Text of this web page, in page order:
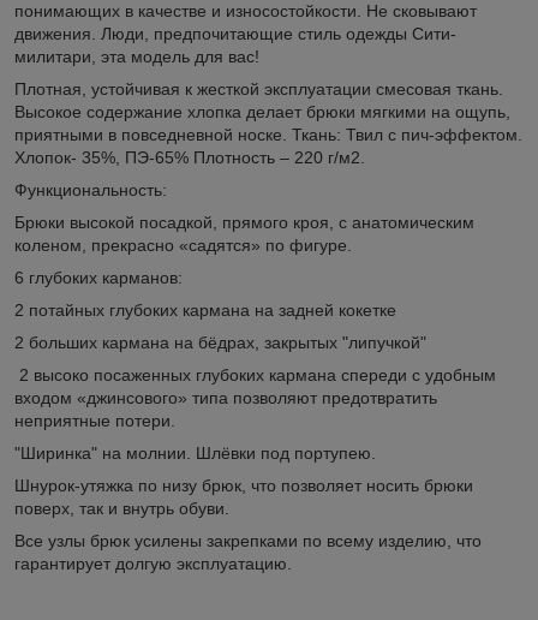
понимающих в качестве и износостойкости. Не сковывают
движения. Люди, предпочитающие стиль одежды Сити-
милитари, эта модель для вас!
Плотная, устойчивая к жесткой эксплуатации смесовая ткань.
Высокое содержание хлопка делает брюки мягкими на ощупь,
приятными в повседневной носке. Ткань: Твил с пич-эффектом.
Хлопок- 35%, ПЭ-65% Плотность – 220 г/м2.
Функциональность:
Брюки высокой посадкой, прямого кроя, с анатомическим
коленом, прекрасно «садятся» по фигуре.
6 глубоких карманов:
2 потайных глубоких кармана на задней кокетке
2 больших кармана на бёдрах, закрытых "липучкой"
2 высоко посаженных глубоких кармана спереди с удобным
входом «джинсового» типа позволяют предотвратить
неприятные потери.
"Ширинка" на молнии. Шлёвки под портупею.
Шнурок-утяжка по низу брюк, что позволяет носить брюки
поверх, так и внутрь обуви.
Все узлы брюк усилены закрепками по всему изделию, что
гарантирует долгую эксплуатацию.